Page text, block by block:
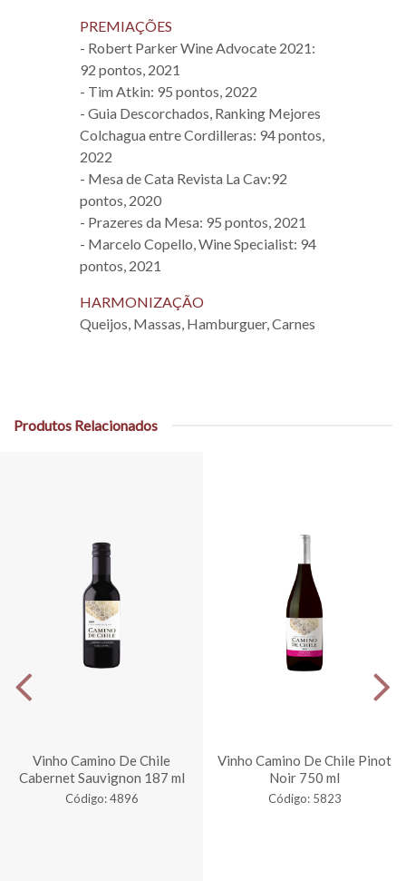
PREMIAÇÕES
- Robert Parker Wine Advocate 2021:
92 pontos, 2021
- Tim Atkin: 95 pontos, 2022
- Guia Descorchados, Ranking Mejores
Colchagua entre Cordilleras: 94 pontos,
2022
- Mesa de Cata Revista La Cav:92
pontos, 2020
- Prazeres da Mesa: 95 pontos, 2021
- Marcelo Copello, Wine Specialist: 94
pontos, 2021
HARMONIZAÇÃO
Queijos, Massas, Hamburguer, Carnes
Produtos Relacionados
Vinho Camino De Chile
Cabernet Sauvignon 187 ml
Código: 4896
Vinho Camino De Chile Pinot
Noir 750 ml
Código: 5823